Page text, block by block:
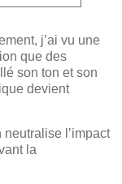
j’ai vu une
que des
son ton et son
devient
neutralise l’impact
la